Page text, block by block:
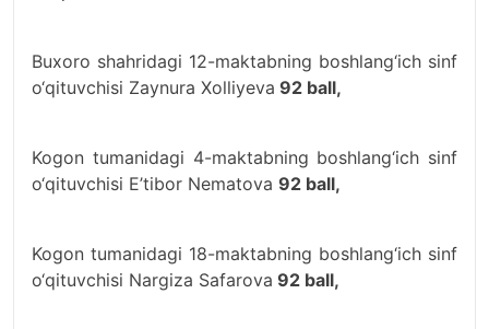
Buxoro shahridagi 12-maktabning boshlang‘ich sinf
o‘qituvchisi Zaynura Xolliyeva 92 ball,
Kogon tumanidagi 4-maktabning boshlang‘ich sinf
o‘qituvchisi E’tibor Nematova 92 ball,
Kogon tumanidagi 18-maktabning boshlang‘ich sinf
o‘qituvchisi Nargiza Safarova 92 ball,